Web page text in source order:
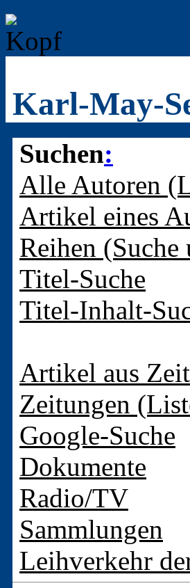
Karl-May-
Suchen:
Alle Autoren
Artikel eines
Reihen
Titel-Suche
Titel-Inhalt-
Artikel aus
Zeitungen
Google-Suche
Dokumente
Radio/TV
Sammlungen
Leihverkehr